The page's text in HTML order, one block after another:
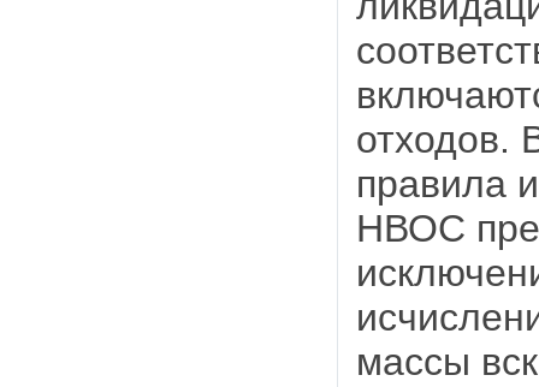
отходов.
правила
НВОС
массы